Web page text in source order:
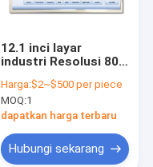
12.1 inci layar
industri Resolusi 800
Harga:$2~$500 per piece
MOQ:1
dapatkan harga terbaru
Hubungi sekarang